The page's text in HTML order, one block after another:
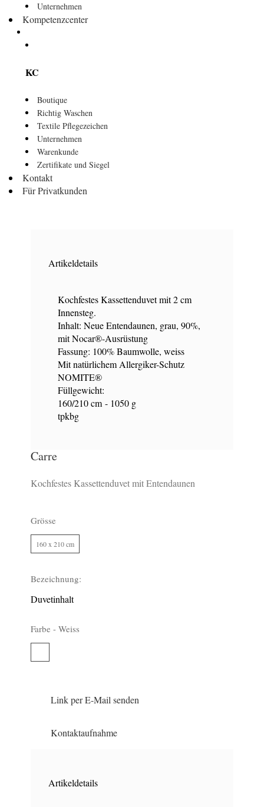
Unternehmen
Kompetenzcenter
KC
Boutique
Richtig Waschen
Textile Pflegezeichen
Unternehmen
Warenkunde
Zertifikate und Siegel
Kontakt
Für Privatkunden
Artikeldetails
Kochfestes Kassettenduvet mit 2 cm
Innensteg.
Inhalt: Neue Entendaunen, grau, 90%,
mit Nocar®-Ausrüstung
Fassung: 100% Baumwolle, weiss
Mit natürlichem Allergiker-Schutz
NOMITE®
Füllgewicht:
160/210 cm - 1050 g
tpkbg
Carre
Kochfestes Kassettenduvet mit Entendaunen
Grösse
160 x 210 cm
Bezeichnung:
Duvetinhalt
Farbe -Weiss
Link per E-Mail senden
Kontaktaufnahme
Artikeldetails